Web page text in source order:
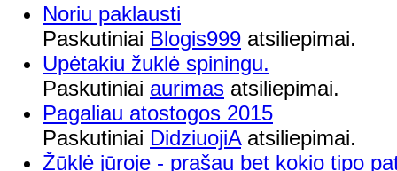
Noriu paklausti
Paskutiniai Blogis999 atsiliepimai.
Upėtakiu žuklė spiningu.
Paskutiniai aurimas atsiliepimai.
Pagaliau atostogos 2015
Paskutiniai DidziuojiAatsiliepimai.
Žūklė jūroje - prašau bet kokio tipo